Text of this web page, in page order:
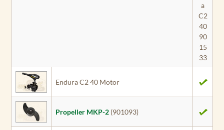
a
C2
40
90
15
33
Endura C2 40 Motor
Propeller MKP-2 (901093)